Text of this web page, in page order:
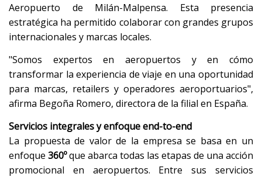
Aeropuerto de Milán-Malpensa. Esta presencia
estratégica ha permitido colaborar con grandes grupos
internacionales y marcas locales.
"Somos expertos en aeropuertos y en cómo
transformar la experiencia de viaje en una oportunidad
para marcas, retailers y operadores aeroportuarios",
afirma Begoña Romero, directora de la filial en España.
Servicios integrales y enfoque end-to-end
La propuesta de valor de la empresa se basa en un
enfoque 360ºque abarca todas las etapas de una acción
promocional en aeropuertos. Entre sus servicios